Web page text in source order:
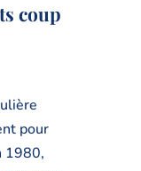
coup
pour
1980,